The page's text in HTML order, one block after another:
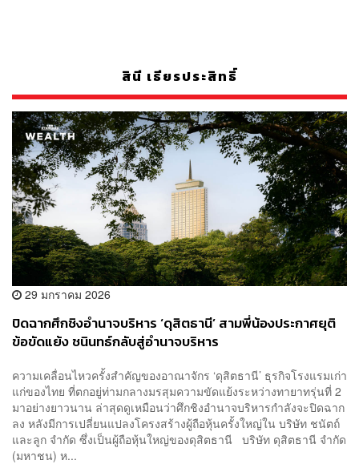
สินี เธียรประสิทธิ์
29 มกราคม 2026
ปิดฉากศึกชิงอำนาจบริหาร ‘ดุสิตธานี’ สามพี่น้องประกาศยุติ
ข้อขัดแย้ง ชนินทธ์กลับสู่อำนาจบริหาร
ความเคลื่อนไหวครั้งสำคัญของอาณาจักร ‘ดุสิตธานี’ ธุรกิจโรงแรมเก่า
แก่ของไทย ที่ตกอยู่ท่ามกลางมรสุมความขัดแย้งระหว่างทายาทรุ่นที่ 2
มาอย่างยาวนาน ล่าสุดดูเหมือนว่าศึกชิงอำนาจบริหารกำลังจะปิดฉาก
ลง หลังมีการเปลี่ยนแปลงโครงสร้างผู้ถือหุ้นครั้งใหญ่ใน บริษัท ชนัตถ์
และลูก จำกัด ซึ่งเป็นผู้ถือหุ้นใหญ่ของดุสิตธานี บริษัท ดุสิตธานี จำกัด
(มหาชน) ห...